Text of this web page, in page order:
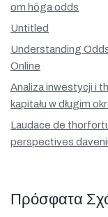
om höga odds
Untitled
Understanding
Online
Analiza inwestycji i
kapitału w długim
Laudace de
perspectives
Πρόσφατα